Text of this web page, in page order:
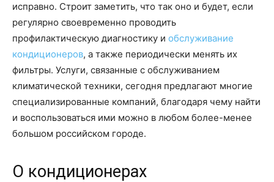
исправно. Строит заметить, что так оно и будет, если
регулярно своевременно проводить
профилактическую диагностику и обслуживание
кондиционеров, а также периодически менять их
фильтры. Услуги, связанные с обслуживанием
климатической техники, сегодня предлагают многие
специализированные компаний, благодаря чему найти
и воспользоваться ими можно в любом более-менее
большом российском городе.
О кондиционерах